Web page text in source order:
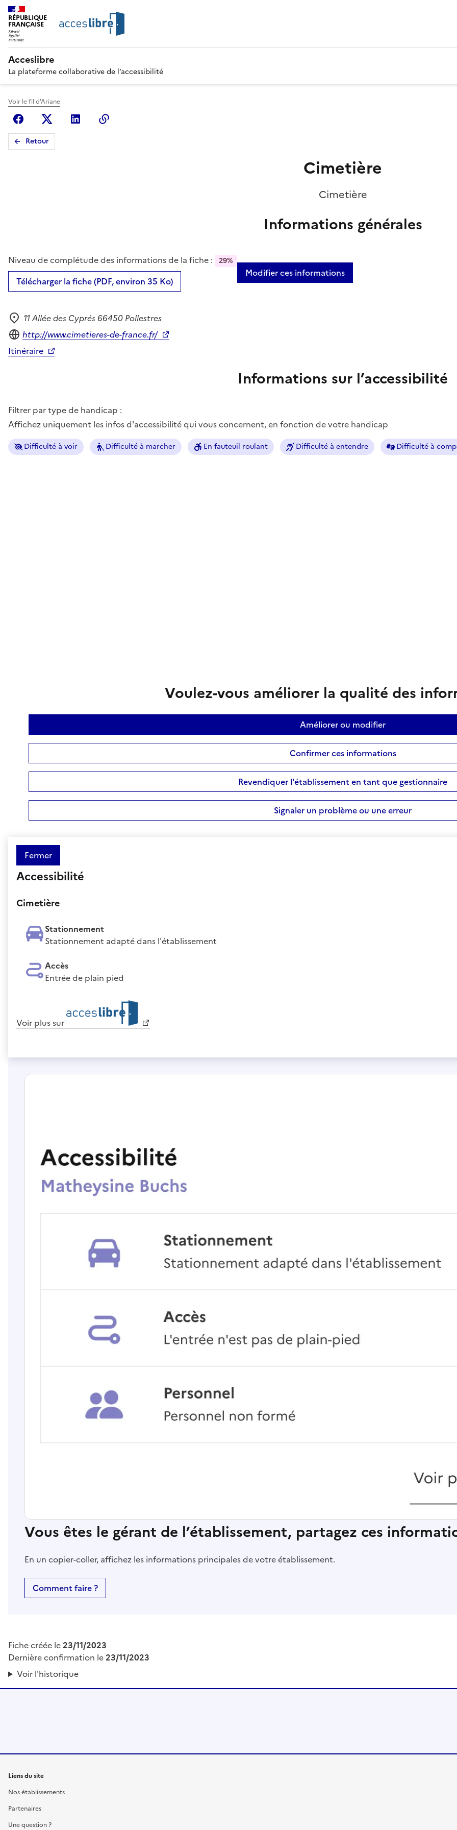
RÉPUBLIQUE
FRANÇAISE
Acceslibre
La plateforme collaborative de l’accessibilité
Voir le fil d'Ariane
FacebookX (anciennement Twitter)
Linkedin
Retour
Cimetière
Cimetière
Informations générales
Niveau de complétude des informations de la fiche : 29%
Télécharger la fiche (PDF, environ 35 Ko)
Modifier ces informations
Adresse
11 Allée des Cyprés 66450 Pollestres
Site internet
http://www.cimetieres-de-france.fr/
Itinéraire
Informations sur l’accessibilité
Filtrer par type de handicap :
Affichez uniquement les infos d'accessibilité qui vous concernent, en fonction de votre handicap
Difficulté à voir Difficulté à marcher En fauteuil roulant Difficulté à entendre Difficulté à
Voulez-vous améliorer la qualité des
Améliorer ou modifier
Confirmer ces informations
Revendiquer l'établissement en tant que gestionnaire
Signaler un problème ou une erreur
Fermer
Accessibilité
Cimetière
Stationnement
Stationnement adapté dans l'établissement
Accès
Entrée de plain pied
Voir plus sur
Vous êtes le gérant de l’établissement, partagez ces
En un copier-coller, affichez les informations principales de votre établissement.
Comment faire ?
Fiche créée le23/11/2023
Dernière confirmation le23/11/2023
Voir l'historique
Liens du site
Nos établissements
Partenaires
Une question ?